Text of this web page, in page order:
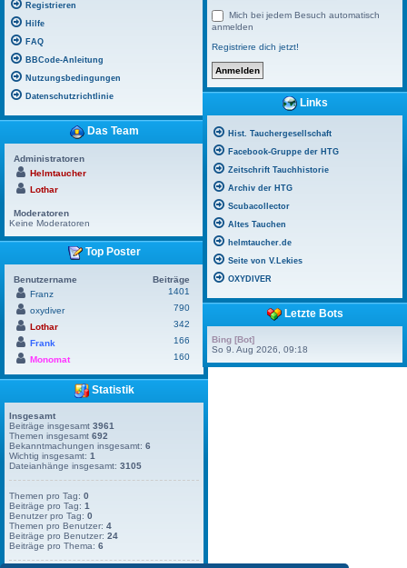
Registrieren
Hilfe
FAQ
BBCode-Anleitung
Nutzungsbedingungen
Datenschutzrichtlinie
Das Team
Administratoren
Helmtaucher
Lothar
Moderatoren
Keine Moderatoren
Top Poster
Benutzername
Beiträge
Franz
1401
oxydiver
790
Lothar
342
Frank
166
Monomat
160
Statistik
Insgesamt
Beiträge insgesamt 3961
Themen insgesamt 692
Bekanntmachungen insgesamt: 6
Wichtig insgesamt: 1
Dateianhänge insgesamt: 3105
Themen pro Tag: 0
Beiträge pro Tag: 1
Benutzer pro Tag: 0
Themen pro Benutzer: 4
Beiträge pro Benutzer: 24
Beiträge pro Thema: 6
Mich bei jedem Besuch automatisch
anmelden
Registriere dich jetzt!
Links
Hist. Tauchergesellschaft
Facebook-Gruppe der HTG
Zeitschrift Tauchhistorie
Archiv der HTG
Scubacollector
Altes Tauchen
helmtaucher.de
Seite von V.Lekies
OXYDIVER
Letzte Bots
Bing [Bot]
So 9. Aug 2026, 09:18